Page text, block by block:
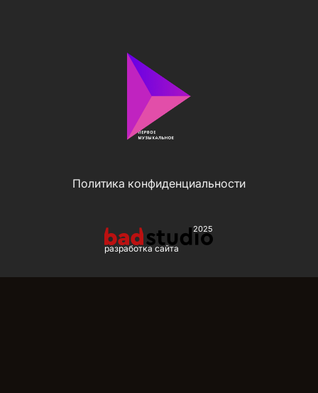
Политика конфиденциальности
разработка сайта
2025